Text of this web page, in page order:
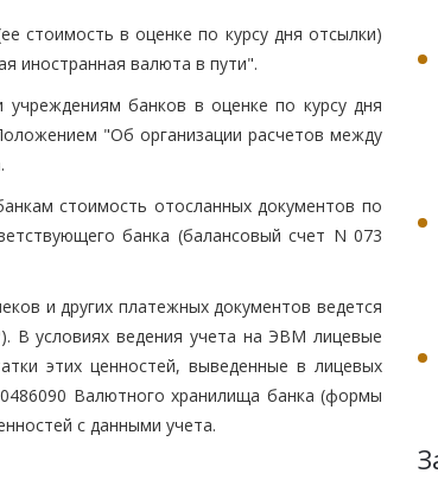
стоимость в оценке по курсу дня отсылки)
иностранная валюта в пути".
банков в оценке по курсу дня
"Об организации расчетов между
стоимость отосланных документов по
банка (балансовый счет N 073
и других платежных документов ведется
В условиях ведения учета на ЭВМ лицевые
этих ценностей, выведенные в лицевых
Валютного хранилища банка (формы
с данными учета.